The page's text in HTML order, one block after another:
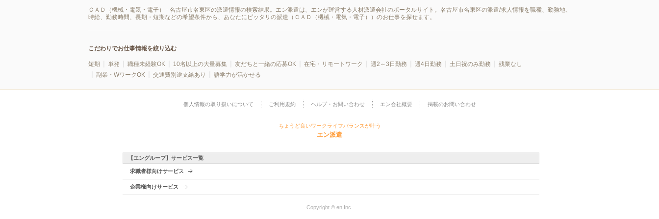
ＣＡＤ（機械・電気・電子） - 名古屋市名東区の派遣情報の検索結果。エン派遣は、エンが運営する人材派遣会社のポータルサイト。名古屋市名東区の派遣/求人情報を職種、勤務地、
時給、勤務時間、長期・短期などの希望条件から、あなたにピッタリの派遣（ＣＡＤ（機械・電気・電子））のお仕事を探せます。
こだわりでお仕事情報を絞り込む
短期 単発 職種未経験OK 10名以上の大量募集 友だちと一緒の応募OK 在宅・リモートワーク 週2～3日勤務 週4日勤務 土日祝のみ勤務
残業なし
副業・WワークOK
交通費別途支給あり 語学力が活かせる
個人情報の取り扱いについて ご利用規約 ヘルプ・お問い合わせ エン会社概要 掲載のお問い合わせ
ちょうど良いワークライフバランスが叶う
エン派遣
【エングループ】サービス一覧
求職者様向けサービス
企業様向けサービス
Copyright © en Inc.